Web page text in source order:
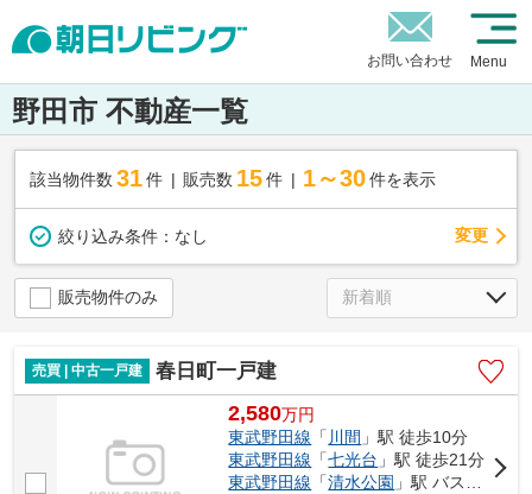
お問い合わせ Menu
野田市 不動産一覧
該当物件数 31件 販売数 15 件 1～30 件を表示
絞り込み条件： なし 変更
販売物件のみ
売買 | 中古一戸建 春日町一戸建
2,580万円
東武野田線 「 川間 」駅 徒歩10分
東武野田線 「七光台 」駅 徒歩21分
東武野田線 「清水公園 」駅 バス21分 「北コミセン入口（千葉県）」 停歩2分